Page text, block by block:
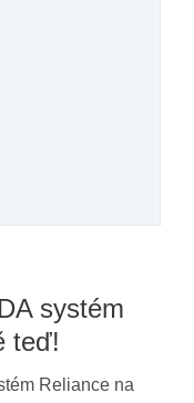
systém
teď!
Reliance na